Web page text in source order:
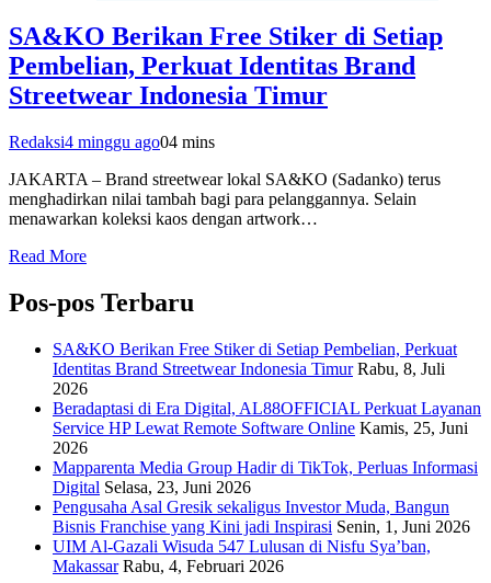
SA&KO Berikan Free Stiker di Setiap
Pembelian, Perkuat Identitas Brand
Streetwear Indonesia Timur
Redaksi4 minggu ago04 mins
JAKARTA – Brand streetwear lokal SA&KO (Sadanko) terus
menghadirkan nilai tambah bagi para pelanggannya. Selain
menawarkan koleksi kaos dengan artwork…
Read More
Pos-pos Terbaru
SA&KO Berikan Free Stiker di Setiap Pembelian, Perkuat
Identitas Brand Streetwear Indonesia Timur Rabu, 8, Juli
2026
Beradaptasi di Era Digital, AL88OFFICIAL Perkuat Layanan
Service HP Lewat Remote Software Online Kamis, 25, Juni
2026
Mapparenta Media Group Hadir di TikTok, Perluas Informasi
Digital Selasa, 23, Juni 2026
Pengusaha Asal Gresik sekaligus Investor Muda, Bangun
Bisnis Franchise yang Kini jadi Inspirasi Senin, 1, Juni 2026
UIM Al-Gazali Wisuda 547 Lulusan di Nisfu Sya’ban,
Makassar Rabu, 4, Februari 2026